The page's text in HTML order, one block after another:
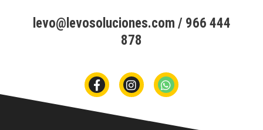
levo@levosoluciones.com / 966 444
878
F
a
c
e
I
n
s
a
W
h
a
s